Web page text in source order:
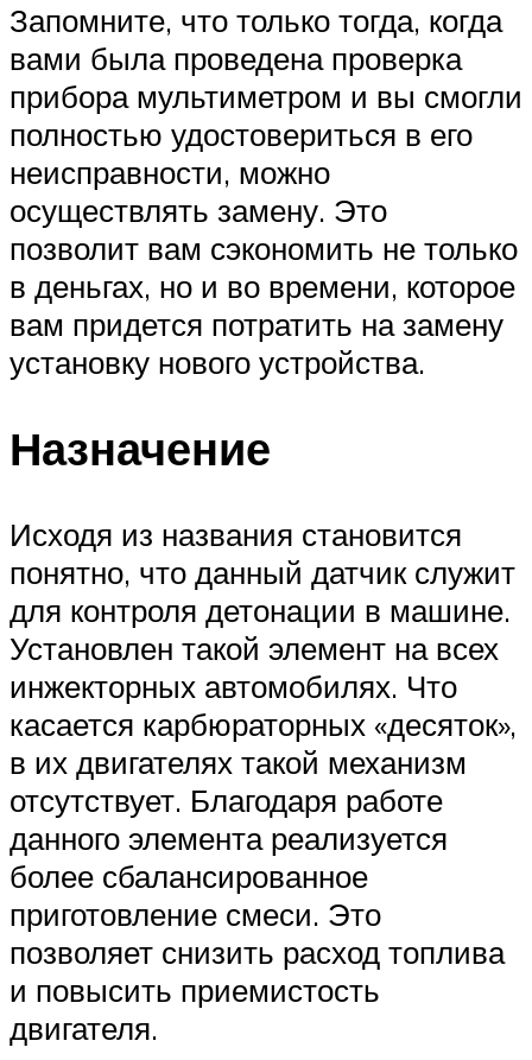
Запомните, что только тогда, когда
вами была проведена проверка
прибора мультиметром и вы смогли
полностью удостовериться в его
неисправности, можно
осуществлять замену. Это
позволит вам сэкономить не только
в деньгах, но и во времени, которое
вам придется потратить на замену
установку нового устройства.
Назначение
Исходя из названия становится
понятно, что данный датчик служит
для контроля детонации в машине.
Установлен такой элемент на всех
инжекторных автомобилях. Что
касается карбюраторных «десяток»,
в их двигателях такой механизм
отсутствует. Благодаря работе
данного элемента реализуется
более сбалансированное
приготовление смеси. Это
позволяет снизить расход топлива
и повысить приемистость
двигателя.